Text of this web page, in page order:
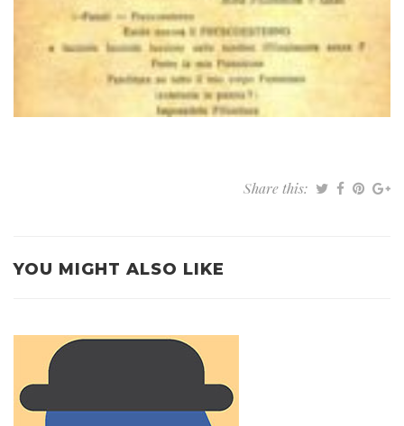
Share this:
YOU MIGHT ALSO LIKE